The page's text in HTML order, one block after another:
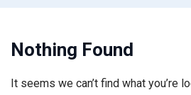
Nothing Found
It seems we can’t find what you’re